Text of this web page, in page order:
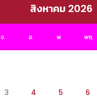
สิงหาคม 2026
จ. อ. พ. พฤ.
3 4 5 6